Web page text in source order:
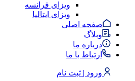
ویزای فرانسه
ویزای ایتالیا
صفحه اصلی
وبلاگ
درباره ما
ارتباط با ما
ورود | ثبت نام